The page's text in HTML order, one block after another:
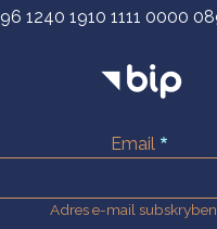
96 1240 1910 1111 0000
Email
Adres e-mail